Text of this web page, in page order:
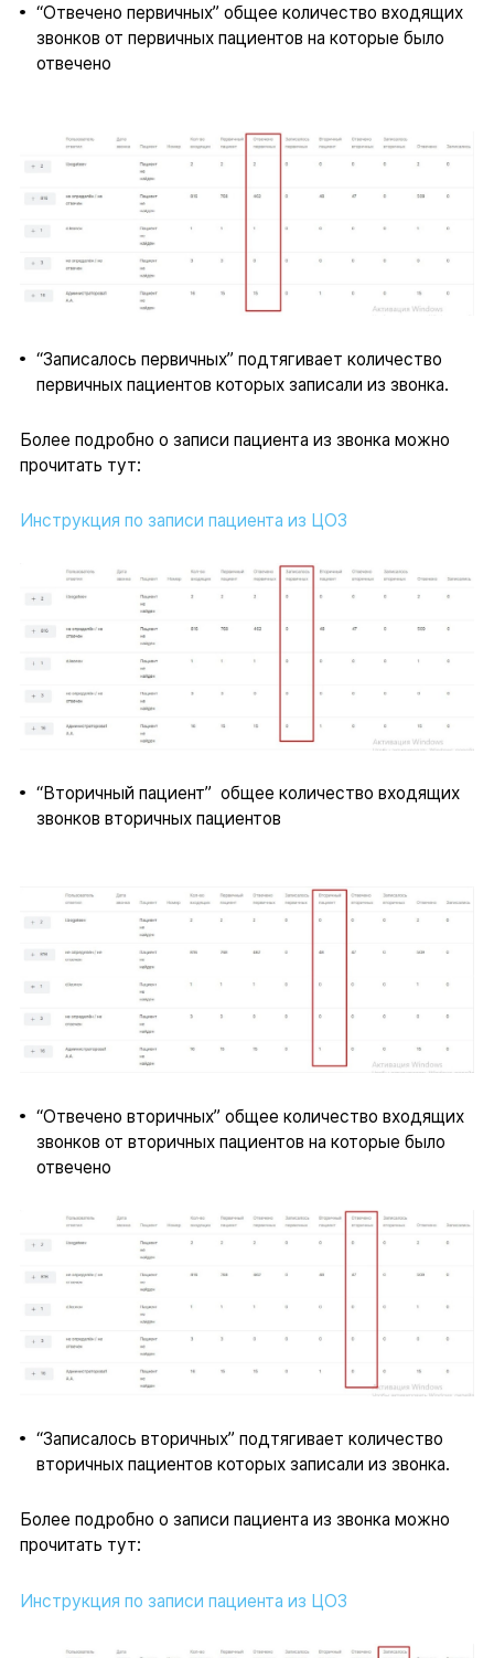
“Отвечено первичных” общее количество входящих
звонков от первичных пациентов на которые было
отвечено
“Записалось первичных” подтягивает количество
первичных пациентов которых записали из звонка.
Более подробно о записи пациента из звонка можно
прочитать тут:
Инструкция по записи пациента из ЦОЗ
“Вторичный пациент” общее количество входящих
звонков вторичных пациентов
“Отвечено вторичных” общее количество входящих
звонков от вторичных пациентов на которые было
отвечено
“Записалось вторичных” подтягивает количество
вторичных пациентов которых записали из звонка.
Более подробно о записи пациента из звонка можно
прочитать тут:
Инструкция по записи пациента из ЦОЗ